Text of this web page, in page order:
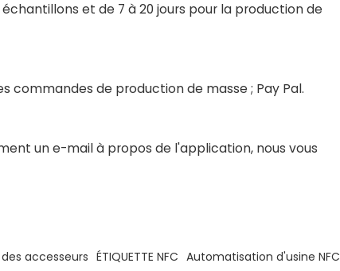
et de 7 à 20 jours pour la production de
commandes de production de masse ; Pay Pal.
un e-mail à propos de l'application, nous vous
accesseurs ÉTIQUETTE NFC Automatisation d'usine NFC